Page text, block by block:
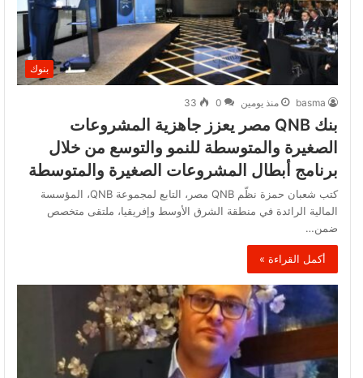
بنوك
basma منذ يومين 0
33
بنك QNB مصر يعزز جاهزية المشروعات
الصغيرة والمتوسطة للنمو والتوسع من خلال
برنامج أبطال المشروعات الصغيرة والمتوسطة
كتب شعبان حمزة نظّم QNB مصر، التابع لمجموعة QNB، المؤسسة
المالية الرائدة في منطقة الشرق الأوسط وإفريقيا، ملتقى متخصص
ضمن…
أكمل القراءة »